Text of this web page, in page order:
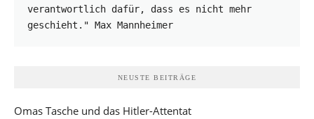
verantwortlich dafür, dass es nicht mehr
geschieht." Max Mannheimer
NEUSTE BEITRÄGE
Omas Tasche und das Hitler-Attentat